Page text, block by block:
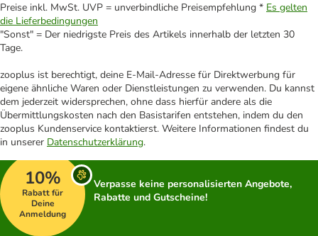
Preise inkl. MwSt. UVP = unverbindliche Preisempfehlung * Es gelten
die Lieferbedingungen
"Sonst" = Der niedrigste Preis des Artikels innerhalb der letzten 30
Tage.
zooplus ist berechtigt, deine E-Mail-Adresse für Direktwerbung für
eigene ähnliche Waren oder Dienstleistungen zu verwenden. Du kannst
dem jederzeit widersprechen, ohne dass hierfür andere als die
Übermittlungskosten nach den Basistarifen entstehen, indem du den
zooplus Kundenservice kontaktierst. Weitere Informationen findest du
in unserer Datenschutzerklärung.
10%
Rabatt für
Deine
Anmeldung
Verpasse keine personalisierten Angebote,
Rabatte und Gutscheine!